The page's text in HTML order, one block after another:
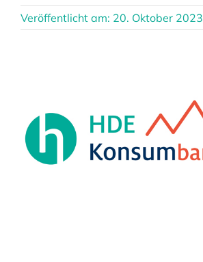
Veröffentlicht am: 20. Oktober 2023